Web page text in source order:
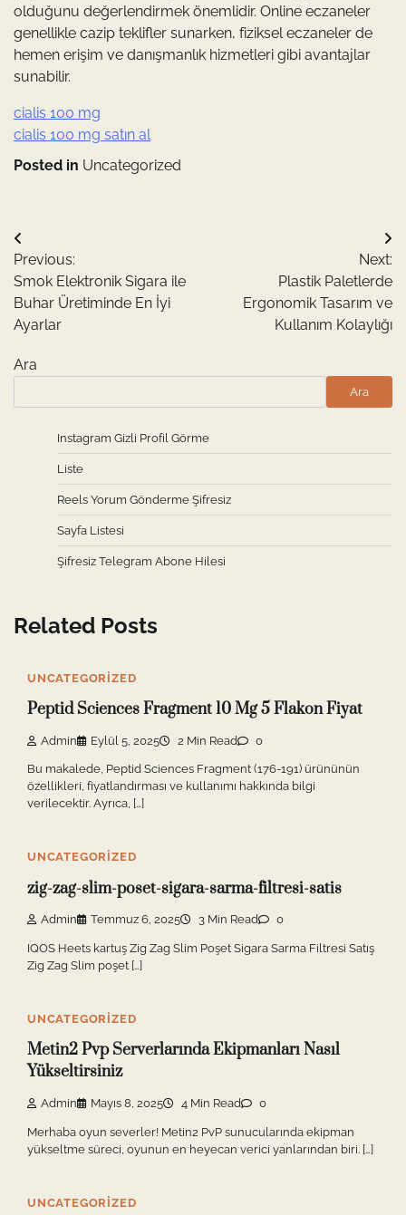
olduğunu değerlendirmek önemlidir. Online eczaneler
genellikle cazip teklifler sunarken, fiziksel eczaneler de
hemen erişim ve danışmanlık hizmetleri gibi avantajlar
sunabilir.
cialis 100 mg
cialis 100 mg satın al
Posted in Uncategorized
Yazı
gezinmesi
Previous:
Smok Elektronik Sigara ile
Buhar Üretiminde En İyi
Ayarlar
Next:
Plastik Paletlerde
Ergonomik Tasarım ve
Kullanım Kolaylığı
Ara
Ara
Instagram Gizli Profil Görme
Liste
Reels Yorum Gönderme Şifresiz
Sayfa Listesi
Şifresiz Telegram Abone Hilesi
Related Posts
UNCATEGORIZED
Peptid Sci̇ences Fragment 10 Mg 5 Flakon Fiyat
Admin Eylül 5, 2025 2 Min Read 0
Bu makalede, Peptid Sciences Fragment (176-191) ürününün
özellikleri, fiyatlandırması ve kullanımı hakkında bilgi
verilecektir. Ayrıca, […]
UNCATEGORIZED
zig-zag-slim-poset-sigara-sarma-filtresi-satis
Admin Temmuz 6, 2025 3 Min Read 0
IQOS Heets kartuş Zig Zag Slim Poşet Sigara Sarma Filtresi Satış
Zig Zag Slim poşet […]
UNCATEGORIZED
Metin2 Pvp Serverlarında Ekipmanları Nasıl
Yükseltirsiniz
Admin Mayıs 8, 2025 4 Min Read 0
Merhaba oyun severler! Metin2 PvP sunucularında ekipman
yükseltme süreci, oyunun en heyecan verici yanlarından biri. […]
UNCATEGORIZED